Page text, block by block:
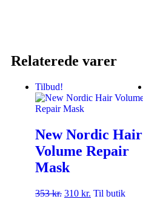
Relaterede varer
Tilbud!
New Nordic Hair
Volume Repair
Mask
353kr. 310 kr. Til butik